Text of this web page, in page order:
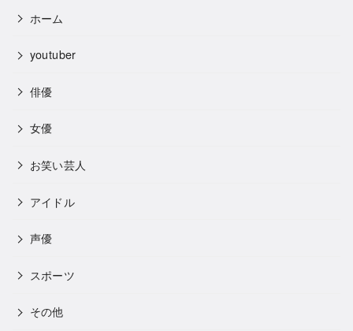
ホーム
youtuber
俳優
女優
お笑い芸人
アイドル
声優
スポーツ
その他